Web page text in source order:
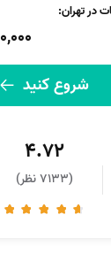
در تهران:
شروع کنید
4.72
(7133 نظر)